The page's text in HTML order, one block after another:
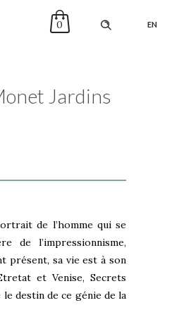
EN
0
Jardins
de l’homme qui se
de l’impressionnisme,
présent, sa vie est à son
et Venise, Secrets
destin de ce génie de la